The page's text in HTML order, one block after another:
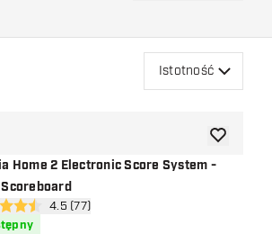
Istotność
Home 2 Electronic Score System -
otwórz panel recenzji
oceny
4.5 (77)
dodaj do